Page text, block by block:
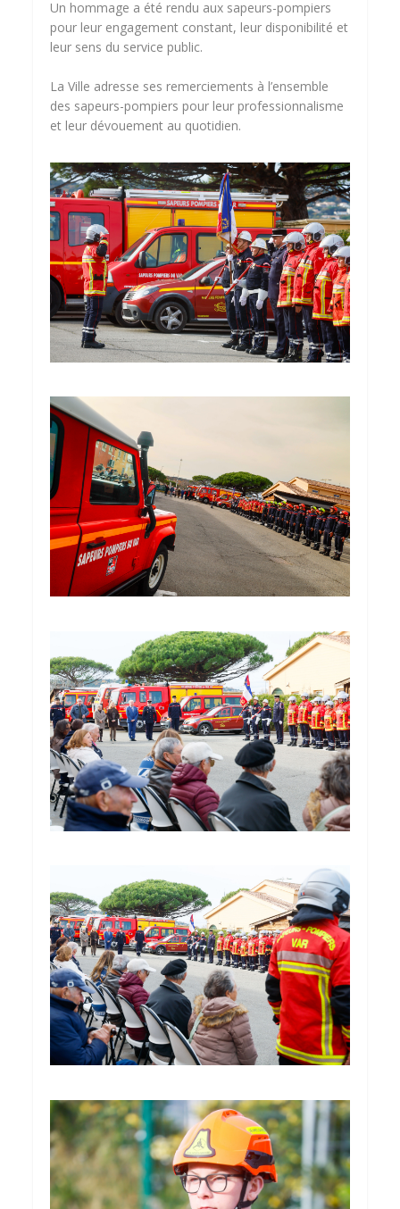
Un hommage a été rendu aux sapeurs-pompiers
pour leur engagement constant, leur disponibilité et
leur sens du service public.
La Ville adresse ses remerciements à l’ensemble
des sapeurs-pompiers pour leur professionnalisme
et leur dévouement au quotidien.